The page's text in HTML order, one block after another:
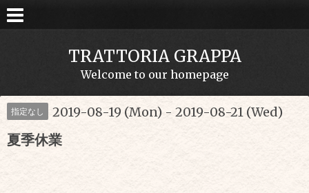
TRATTORIA GRAPPA
Welcome to our homepage
指定なし 2019-08-19 (Mon) - 2019-08-21 (Wed)
夏季休業